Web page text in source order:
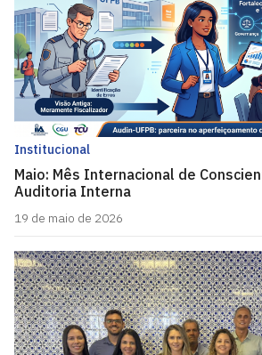
Institucional
Maio: Mês Internacional de
Auditoria Interna
19 de maio de 2026